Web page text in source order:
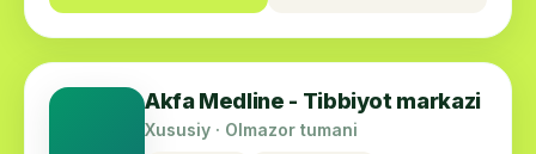
Akfa Medline - Tibbiyot markazi
Xususiy · Olmazor tumani